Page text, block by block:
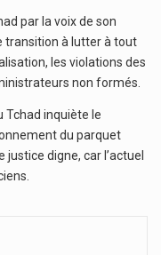
par la voix de son
transition à lutter à tout
les violations des
non formés.
Tchad inquiète le
du parquet
justice digne, car l’actuel